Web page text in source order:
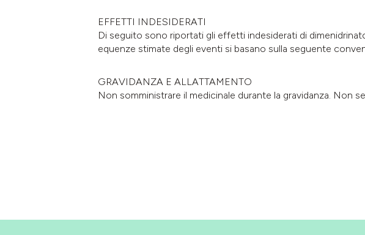
EFFETTI INDESIDERATI
Di seguito sono riportati gli effetti indesiderati di
equenze stimate degli eventi si basano sulla seguente
GRAVIDANZA E ALLATTAMENTO
Non somministrare il medicinale durante la gravidanza. Non